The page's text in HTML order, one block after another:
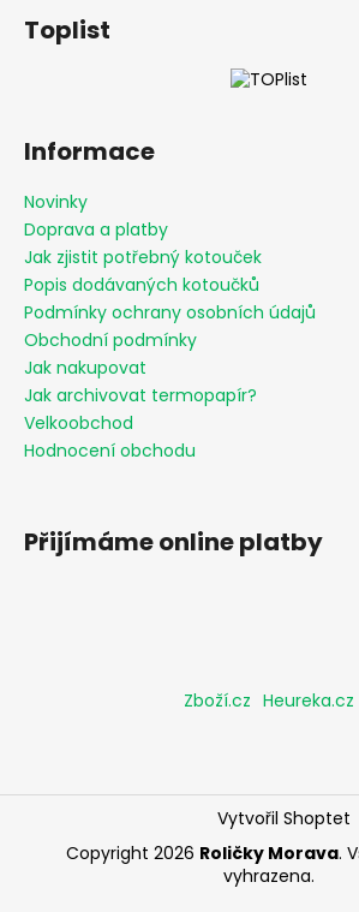
ý
Toplist
Informace
Novinky
Doprava a platby
Jak zjistit potřebný kotouček
Popis dodávaných kotoučků
Podmínky ochrany osobních údajů
Obchodní podmínky
Jak nakupovat
Jak archivovat termopapír?
Velkoobchod
Hodnocení obchodu
Přijímáme online platby
Zboží.cz Heureka.cz
Vytvořil Shoptet
Copyright 2026 Roličky Morava.
vyhrazena.